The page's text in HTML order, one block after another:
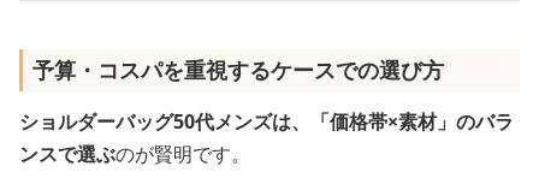
予算・コスパを重視するケースでの選び方
ショルダーバッグ50代メンズは、「価格帯×素材」のバラ
ンスで選ぶのが賢明です。